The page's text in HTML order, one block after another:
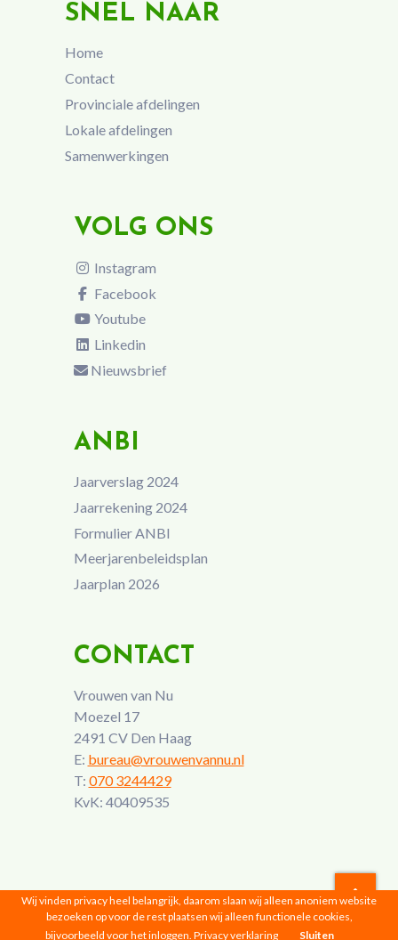
SNEL NAAR
Home
Contact
Provinciale afdelingen
Lokale afdelingen
Samenwerkingen
VOLG ONS
Instagram
Facebook
Youtube
Linkedin
Nieuwsbrief
ANBI
Jaarverslag 2024
Jaarrekening 2024
Formulier ANBI
Meerjarenbeleidsplan
Jaarplan 2026
CONTACT
Vrouwen van Nu
Moezel 17
2491 CV Den Haag
E: bureau@vrouwenvannu.nl
T: 070 3244429
KvK: 40409535
Vrouwen van Nu © 2026 |Privacyverklaring
Wij vinden privacy heel belangrijk, daarom slaan wij alleen anoniem website
bezoeken op voor de rest plaatsen wij alleen functionele cookies,
bijvoorbeeld voor het inloggen. Privacy verklaring Sluiten